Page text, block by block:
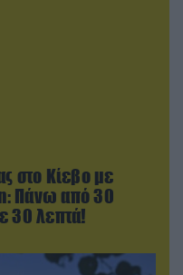
στο Κίεβο με
Πάνω από 30
30 λεπτά!